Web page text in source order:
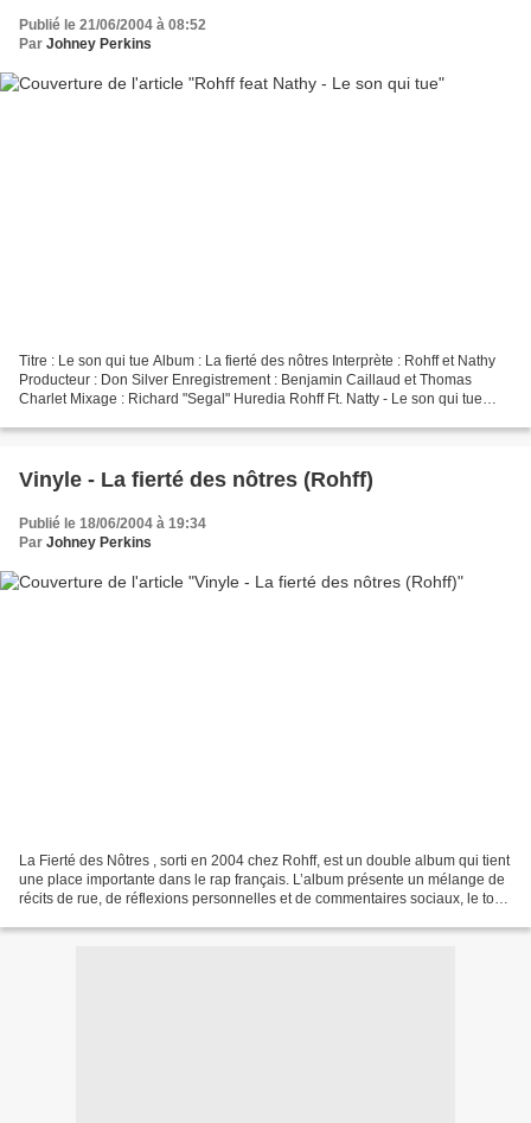
Publié le 21/06/2004 à 08:52
Par Johney Perkins
Titre : Le son qui tue Album : La fierté des nôtres Interprète : Rohff et Nathy
Producteur : Don Silver Enregistrement : Benjamin Caillaud et Thomas
Charlet Mixage : Richard "Segal" Huredia Rohff Ft. Natty - Le son qui tue
Vinyle - La fierté des nôtres (Rohff)
Publié le 18/06/2004 à 19:34
Par Johney Perkins
La Fierté des Nôtres , sorti en 2004 chez Rohff, est un double album qui tient
une place importante dans le rap français. L’album présente un mélange de
récits de rue, de réflexions personnelles et de commentaires sociaux, le tout